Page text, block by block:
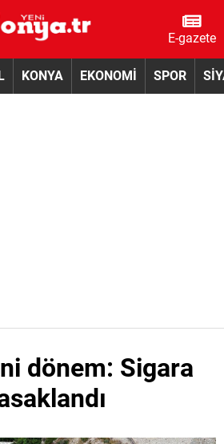
E-gazete
KONYA EKONOMİ SPOR
dönem: Sigara